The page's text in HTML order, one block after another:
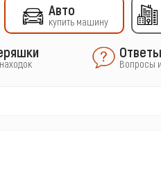
Авто
купить машину
Ответы
Вопросы